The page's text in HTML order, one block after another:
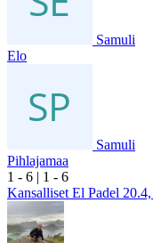
Samuli
Elo
Samuli
Pihlajamaa
1 - 6 | 1 - 6
Kansalliset El Padel